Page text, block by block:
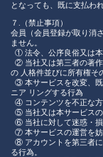
となっても、既に支払わ
７.（禁止事項）
会員（会員登録が取り消
ません。
① 法令、公序良俗又は
② 当社又は第三者の著
の 人格件並びに所有権そ
③ 本サービスを改変、
ニア リングする行為
④ コンテンツを不正な
⑤ 当社又は本サービス
⑥ 当社に対して迷惑・
⑦ 本サービスの運営を
⑧ アカウントを第三者
る行為。